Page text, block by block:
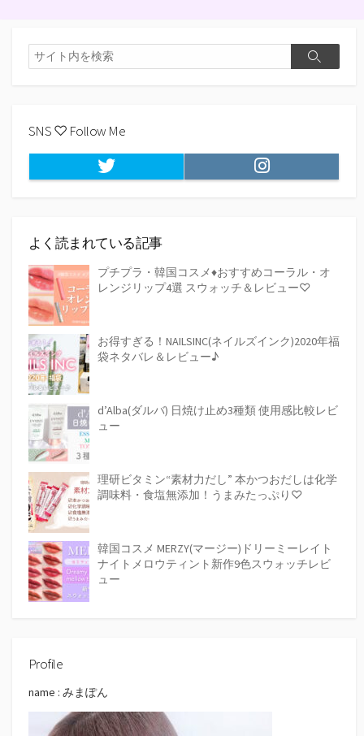
検
索
検
SNS ♡ Follow Me
Twitter Instagram
よく読まれている記事
プチプラ・韓国コスメ♦おすすめコーラル・オ
レンジリップ4選 スウォッチ＆レビュー♡
お得すぎる！NAILSINC(ネイルズインク)2020年福
袋ネタバレ＆レビュー♪
d’Alba(ダルバ) 日焼け止め3種類 使用感比較レビ
ュー
理研ビタミン“素材力だし” 本かつおだしは化学
調味料・食塩無添加！うまみたっぷり♡
韓国コスメ MERZY(マージー)ドリーミーレイト
ナイトメロウティント新作9色スウォッチレビ
ュー
Profile
name : みまぽん